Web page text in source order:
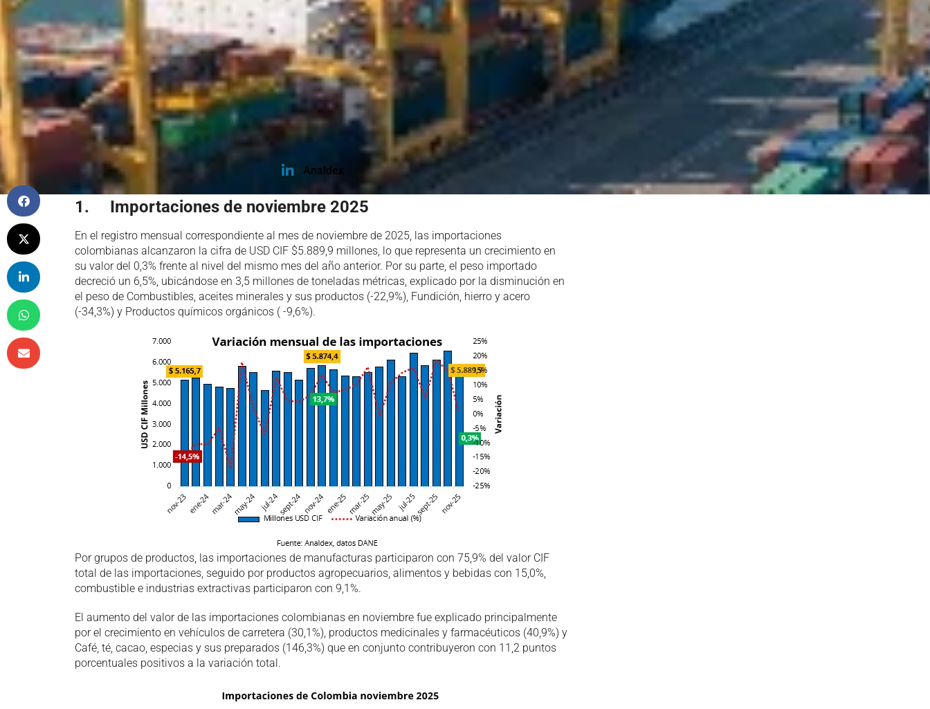
Analdex
1. Importaciones de noviembre 2025
En el registro mensual correspondiente al mes de noviembre de 2025, las importaciones
colombianas alcanzaron la cifra de USD CIF $5.889,9 millones, lo que representa un crecimiento en
su valor del 0,3% frente al nivel del mismo mes del año anterior. Por su parte, el peso importado
decreció un 6,5%, ubicándose en 3,5 millones de toneladas métricas, explicado por la disminución en
el peso de Combustibles, aceites minerales y sus productos (-22,9%), Fundición, hierro y acero
(-34,3%) y Productos químicos orgánicos ( -9,6%).
Por grupos de productos, las importaciones de manufacturas participaron con 75,9% del valor CIF
total de las importaciones, seguido por productos agropecuarios, alimentos y bebidas con 15,0%,
combustible e industrias extractivas participaron con 9,1%.
El aumento del valor de las importaciones colombianas en noviembre fue explicado principalmente
por el crecimiento en vehículos de carretera (30,1%), productos medicinales y farmacéuticos (40,9%) y
Café, té, cacao, especias y sus preparados (146,3%) que en conjunto contribuyeron con 11,2 puntos
porcentuales positivos a la variación total.